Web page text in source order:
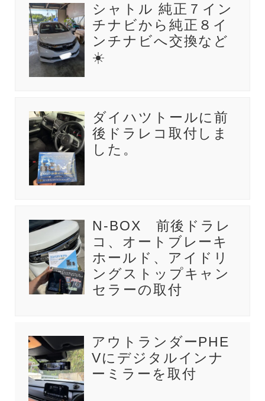
シャトル 純正７イン
チナビから純正８イ
ンチナビへ交換など
☀️
ダイハツトールに前
後ドラレコ取付しま
した。
N-BOX 前後ドラレ
コ、オートブレーキ
ホールド、アイドリ
ングストップキャン
セラーの取付
アウトランダーPHE
Vにデジタルインナ
ーミラーを取付